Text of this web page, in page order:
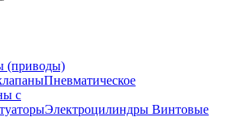
(приводы)
Пневматическое
с
Электроцилиндры Винтовые